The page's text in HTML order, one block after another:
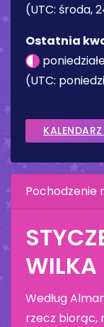
(UTC: środa,
Ostatnia
(UTC:
Pochodzenie
WILKA
Według
rzecz biorąc,